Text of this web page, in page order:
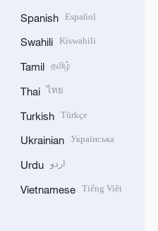
Spanish Español
Swahili Kiswahili
Tamil தமிழ்
Thai ไทย
Turkish Türkçe
Ukrainian Українська
Urdu اردو
Vietnamese Tiếng Việt